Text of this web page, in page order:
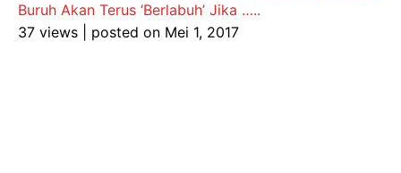
Buruh Akan Terus ‘Berlabuh’ Jika …..
37 views
posted on Mei 1, 2017